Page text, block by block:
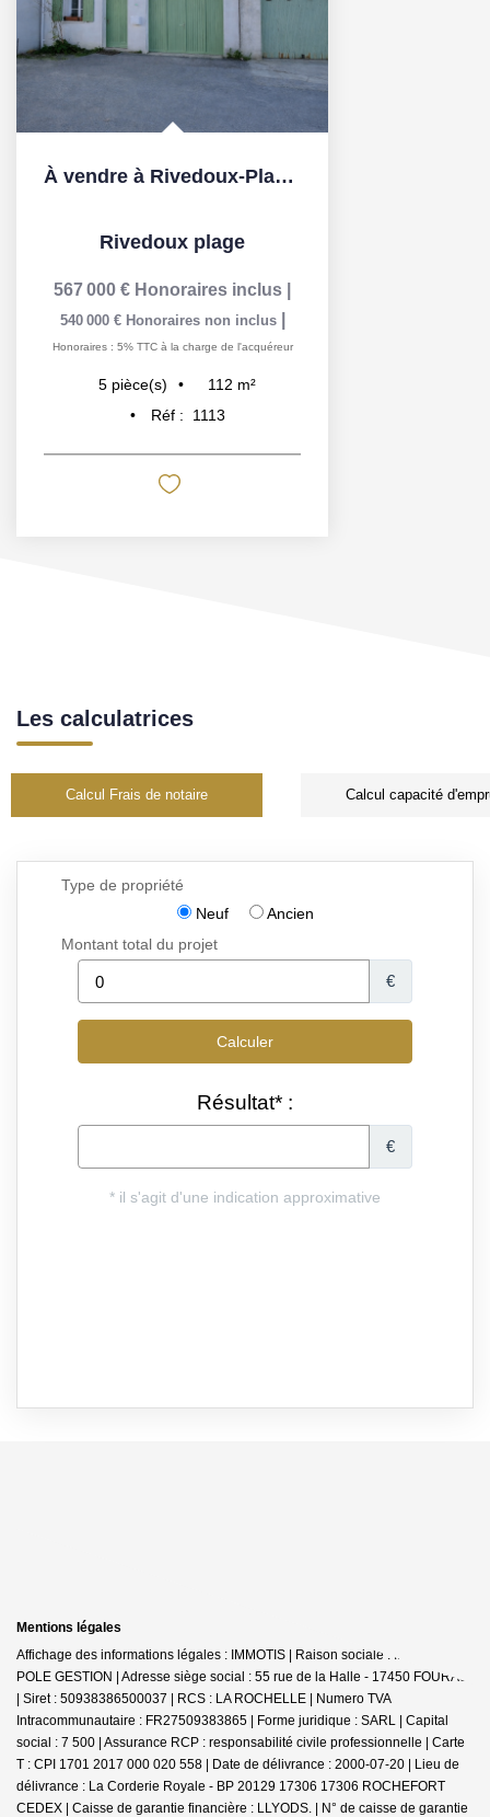
À vendre à Rivedoux-Plage, sur l'île de Ré
Rivedoux plage
567 000 € Honoraires inclus
540 000 € Honoraires non inclus
Honoraires : 5% TTC à la charge de l'acquéreur
5 pièce(s) 112 m²
Réf :
1113
Les calculatrices
Calcul Frais de notaire Calcul capacité
Mentions légales
Affichage des informations légales : IMMOTIS | Raison sociale : IMMOTIS
POLE GESTION | Adresse siège social : 55 rue de la Halle - 17450 FOURAS
| Siret : 50938386500037 | RCS : LA ROCHELLE | Numero TVA
Intracommunautaire : FR27509383865 | Forme juridique : SARL | Capital
social : 7 500 | Assurance RCP : responsabilité civile professionnelle | Carte
T : CPI 1701 2017 000 020 558 | Date de délivrance : 2000-07-20 | Lieu de
délivrance : La Corderie Royale - BP 20129 17306 17306 ROCHEFORT
CEDEX | Caisse de garantie financière : LLYODS. | N° de caisse de garantie